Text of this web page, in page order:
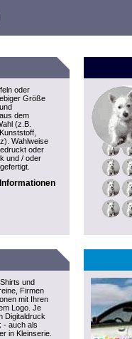
oder
Größe
dem
(z.B.
Wahlweise
oder
und / oder
und
Firmen
mit Ihren
Logo. Je
Digitaldruck
- auch als
in Kleinserie.